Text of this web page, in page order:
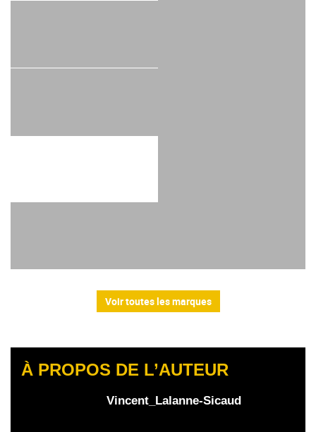
Voir toutes les marques
À PROPOS DE L’AUTEUR
Vincent_Lalanne-Sicaud